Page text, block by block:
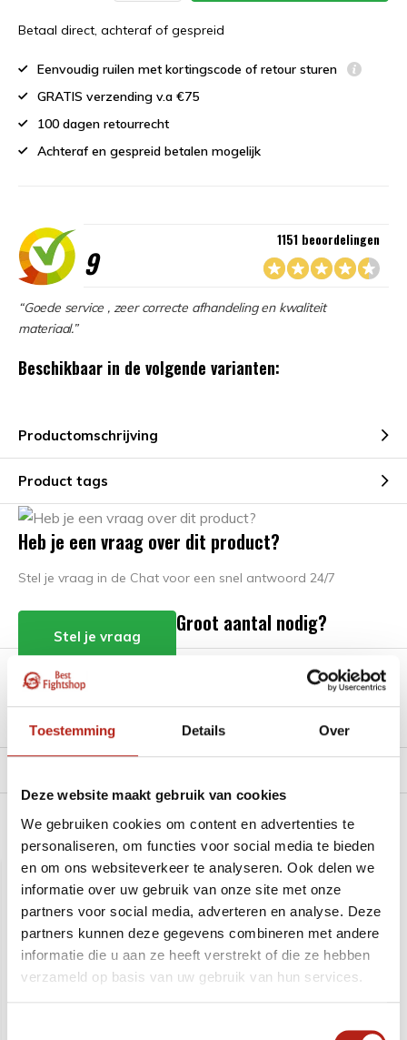
Toestemming Details Over
Deze website maakt gebruik van cookies
We gebruiken cookies om content en advertenties te
personaliseren, om functies voor social media te bieden
en om ons websiteverkeer te analyseren. Ook delen we
informatie over uw gebruik van onze site met onze
partners voor social media, adverteren en analyse. Deze
partners kunnen deze gegevens combineren met andere
informatie die u aan ze heeft verstrekt of die ze hebben
verzameld op basis van uw gebruik van hun services.
Betaal direct, achteraf of gespreid
Eenvoudig ruilen met kortingscode of retour sturen
GRATIS verzending v.a €75
100 dagen retourrecht
Achteraf en gespreid betalen mogelijk
9
1151 beoordelingen
“Goede service , zeer correcte afhandeling en kwaliteit
materiaal.”
Beschikbaar in de volgende varianten:
Productomschrijving
Product tags
Heb je een vraag over dit product?
Stel je vraag in de Chat voor een snel antwoord 24/7
Stel je vraag
Groot aantal nodig?
Klik hier om een offerte aan te vragen
Reviews
Aanbevolen voor u